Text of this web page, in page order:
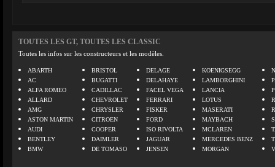
TOUTES LES GT, TOUTES LES CLASSIC
Toutes les infos sur les constructeurs et les modèles.
ABARTH
AC
ALFA ROMEO
ALLARD
AMG
ASTON MARTIN
AUDI
BENTLEY
BMW
BRISTOL
BUGATTI
CADILLAC
CHEVROLET
CHRYSLER
CITROEN
COOPER
DAIMLER
DE TOMASO
DELAGE
DELAHAYE
FACEL VEGA
FERRARI
FISKER
FORD
ISO RIVOLTA
JAGUAR
JENSEN
KOENIGSEGG
LAMBORGHINI
LANCIA
LOTUS
MASERATI
MAYBACH
MCLAREN
MERCEDES BENZ
MORGAN